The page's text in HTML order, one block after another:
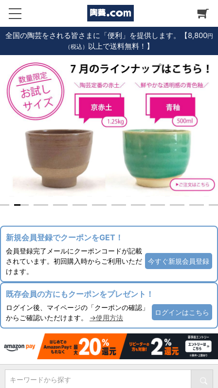
全国の陶芸をされる皆さまに「便利」を提供します。【8,800円
（税込） 以上で送料無料！】
1 2 3 4 5 6 7 8 9
新規会員登録でクーポンをGET！
会員登録完了メールにクーポンコードが記載
されています。初回購入時からご利用いただ
けます。
今すぐ新規会員登録
既存会員の方にもクーポンをプレゼント！
ログイン後、マイページの「クーポンの確認」
からご確認いただけます。 →使用方法
ログインはこちら
キーワードから探す